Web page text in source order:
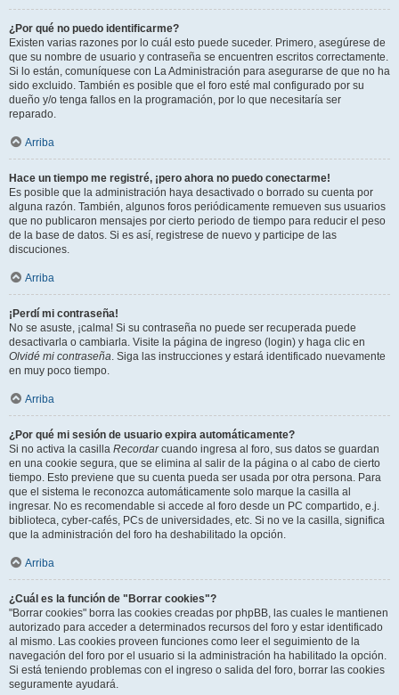
¿Por qué no puedo identificarme?
Existen varias razones por lo cuál esto puede suceder. Primero, asegúrese de
que su nombre de usuario y contraseña se encuentren escritos correctamente.
Si lo están, comuníquese con La Administración para asegurarse de que no ha
sido excluido. También es posible que el foro esté mal configurado por su
dueño y/o tenga fallos en la programación, por lo que necesitaría ser
reparado.
Arriba
Hace un tiempo me registré, ¡pero ahora no puedo conectarme!
Es posible que la administración haya desactivado o borrado su cuenta por
alguna razón. También, algunos foros periódicamente remueven sus usuarios
que no publicaron mensajes por cierto periodo de tiempo para reducir el peso
de la base de datos. Si es así, registrese de nuevo y participe de las
discuciones.
Arriba
¡Perdí mi contraseña!
No se asuste, ¡calma! Si su contraseña no puede ser recuperada puede
desactivarla o cambiarla. Visite la página de ingreso (login) y haga clic en
Olvidé mi contraseña. Siga las instrucciones y estará identificado nuevamente
en muy poco tiempo.
Arriba
¿Por qué mi sesión de usuario expira automáticamente?
Si no activa la casilla Recordarcuando ingresa al foro, sus datos se guardan
en una cookie segura, que se elimina al salir de la página o al cabo de cierto
tiempo. Esto previene que su cuenta pueda ser usada por otra persona. Para
que el sistema le reconozca automáticamente solo marque la casilla al
ingresar. No es recomendable si accede al foro desde un PC compartido, e.j.
biblioteca, cyber-cafés, PCs de universidades, etc. Si no ve la casilla, significa
que la administración del foro ha deshabilitado la opción.
Arriba
¿Cuál es la función de "Borrar cookies"?
"Borrar cookies" borra las cookies creadas por phpBB, las cuales le mantienen
autorizado para acceder a determinados recursos del foro y estar identificado
al mismo. Las cookies proveen funciones como leer el seguimiento de la
navegación del foro por el usuario si la administración ha habilitado la opción.
Si está teniendo problemas con el ingreso o salida del foro, borrar las cookies
seguramente ayudará.